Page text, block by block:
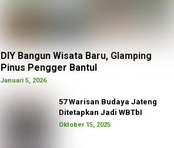
DIY Bangun Wisata Baru, Glamping
Pinus Pengger Bantul
Januari 5, 2026
57 Warisan Budaya Jateng
Ditetapkan Jadi WBTbI
Oktober 15, 2025